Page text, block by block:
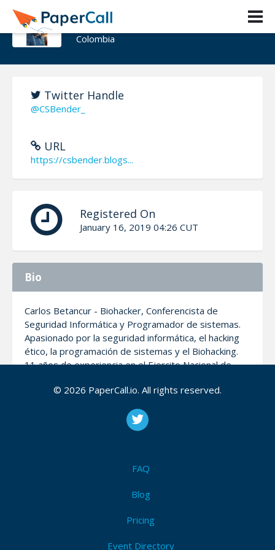
Carlos Betancur
Colombia
Twitter Handle
@CSBender_
URL
https://csbender.blogs...
Registered On
January 16, 2019 04:26 CUT
Bio
Carlos Betancur - Biohacker, Conferencista de
Seguridad Informática y Programador de sistemas.
Apasionado por la seguridad informática, el hacking
ético, la programación de sistemas y el Biohacking.
11 años de experiencia en el Ejercito Nacional de
dedicados a la investigación de nuevas tecnologías,
NFC/RFID implantada bajo la piel y conferencista
porque amo compartir lo que se y lo que soy.
Biohacking - Implantes NFC/RFID
© 2026 PaperCall.io. All rights reserved.
FAQ
Blog
Pricing
Event Directory